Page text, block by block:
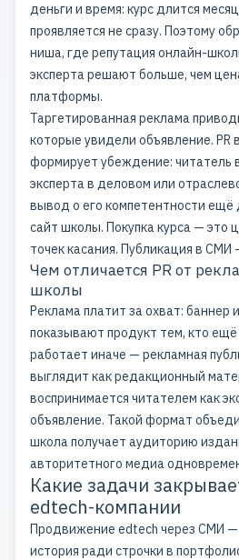
деньги и время: курс длится
проявляется не сразу. Поэтому
ниша, где репутация онлайн-
эксперта решают больше, чем
платформы.
Таргетированная реклама
которые увидели объявление. PR
формирует убеждение: читатель
эксперта в деловом или
вывод о его компетентности ещё
сайт школы. Покупка курса — это
точек касания. Публикация в
Чем отличается PR от
школы
Реклама платит за охват: баннер
показывают продукт тем, кто ещё
работает иначе — рекламная
выглядит как редакционный
воспринимается читателем как
объявление. Такой формат
школа получает аудиторию
авторитетного медиа
Какие задачи
edtech-компании
Продвижение edtech через СМИ
история ради строчки в